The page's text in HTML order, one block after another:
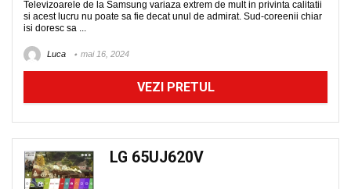
Televizoarele de la Samsung variaza extrem de mult in privinta calitatii
si acest lucru nu poate sa fie decat unul de admirat. Sud-coreenii chiar
isi doresc sa ...
Luca mai 16, 2024
VEZI PRETUL
LG 65UJ620V